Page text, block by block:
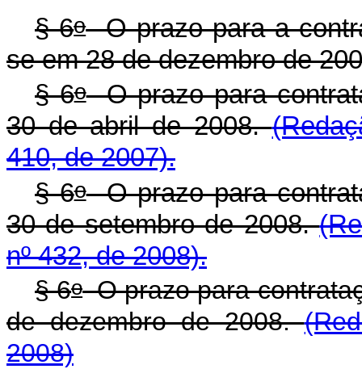
§ 6oO prazo para a
se em 28 de dezembro de
§ 6oO prazo para
30 de abril de 2008.
410, de 2007).
§ 6oO prazo para
30 de setembro de 2008.
nº 432, de 2008).
§ 6oO prazo para
de dezembro de 2008.
2008)